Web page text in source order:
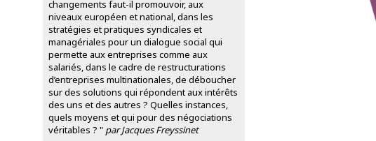
changements faut-il promouvoir, aux
niveaux européen et national, dans les
stratégies et pratiques syndicales et
managériales pour un dialogue social qui
permette aux entreprises comme aux
salariés, dans le cadre de restructurations
d’entreprises multinationales, de déboucher
sur des solutions qui répondent aux intérêts
des uns et des autres ? Quelles instances,
quels moyens et qui pour des négociations
véritables ? " par Jacques Freyssinet